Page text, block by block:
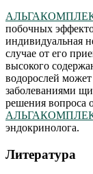
побочных
индивидуальная
случае от его
высокого
водорослей
заболеваниями
решения вопроса
эндокринолога.
Литература